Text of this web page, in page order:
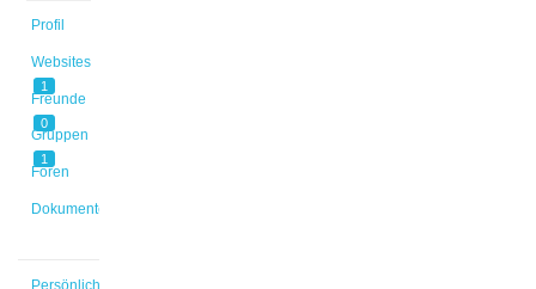
Profil
Websites
1
Freunde
0
Gruppen
1
Foren
Dokumente
Persönlich